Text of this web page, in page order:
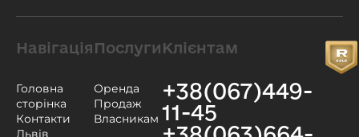
Навігація
Головна
сторінка
Контакти
Львів
Послуги
Оренда
Продаж
Власникам
Клієнтам
+38(067)449-
11-45